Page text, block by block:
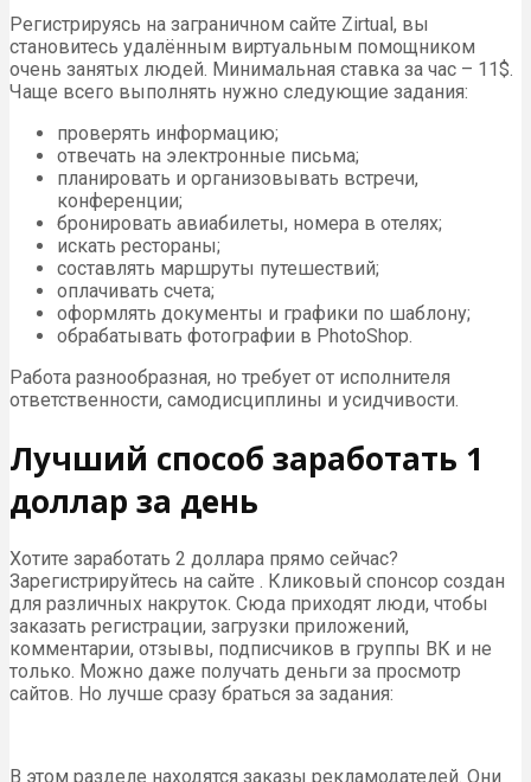
Регистрируясь на заграничном сайте Zirtual, вы
становитесь удалённым виртуальным помощником
очень занятых людей. Минимальная ставка за час – 11$.
Чаще всего выполнять нужно следующие задания:
проверять информацию;
отвечать на электронные письма;
планировать и организовывать встречи,
конференции;
бронировать авиабилеты, номера в отелях;
искать рестораны;
составлять маршруты путешествий;
оплачивать счета;
оформлять документы и графики по шаблону;
обрабатывать фотографии в PhotoShop.
Работа разнообразная, но требует от исполнителя
ответственности, самодисциплины и усидчивости.
Лучший способ заработать 1
доллар за день
Хотите заработать 2 доллара прямо сейчас?
Зарегистрируйтесь на сайте . Кликовый спонсор создан
для различных накруток. Сюда приходят люди, чтобы
заказать регистрации, загрузки приложений,
комментарии, отзывы, подписчиков в группы ВК и не
только. Можно даже получать деньги за просмотр
сайтов. Но лучше сразу браться за задания:
В этом разделе находятся заказы рекламодателей. Они